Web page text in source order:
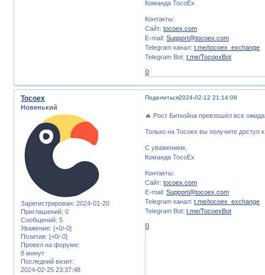
Команда TocoEx
Контакты:
Сайт:tocoex.com
E-mail:Support@tocoex.com
Telegram канал:t.me/tocoex_exchange
Telegram Bot:t.me/TocoexBot
0
Поделиться2024-02-12 21:14:08
Tocoex
Новенький
Зарегистрирован: 2024-01-20
Приглашений: 0
Сообщений: 5
Уважение: [+0/-0]
Позитив: [+0/-0]
Провел на форуме:
8 минут
Последний визит:
2024-02-25 23:37:48
🔥 Рост Биткойна превзошёл все
Только на Tocoex вы получите
С уважением,
Команда TocoEx
Контакты:
Сайт:tocoex.com
E-mail:Support@tocoex.com
Telegram канал:t.me/tocoex_exchange
Telegram Bot:t.me/TocoexBot
0